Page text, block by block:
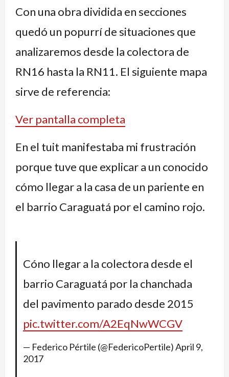
Con una obra dividida en secciones
quedó un popurrí de situaciones que
analizaremos desde la colectora de
RN16 hasta la RN11. El siguiente mapa
sirve de referencia:
Ver pantalla completa
En el tuit manifestaba mi frustración
porque tuve que explicar a un conocido
cómo llegar a la casa de un pariente en
el barrio Caraguatá por el camino rojo.
Cóno llegar a la colectora desde el
barrio Caraguatá por la chanchada
del pavimento parado desde 2015
pic.twitter.com/A2EqNwWCGV
— Federico Pértile (@FedericoPertile)April 9,
2017